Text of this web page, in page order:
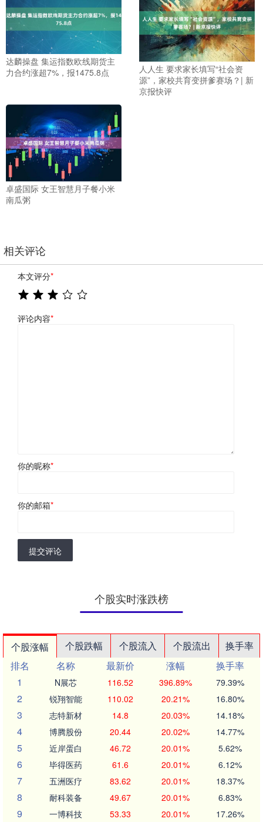
达麟操盘 集运指数欧线期货主
力合约涨超7%，报1475.8点
人人生 要求家长填写“社会资
源”，家校共育变拼爹赛场？| 新
京报快评
卓盛国际 女王智慧月子餐小米
南瓜粥
相关评论
本文评分*
评论内容*
你的昵称*
你的邮箱*
提交评论
个股实时涨跌榜
个股涨幅 个股跌幅 个股流入 个股流出
换手率
排名
名称 最新价 涨幅
换手率
1
N展芯 116.52 396.89% 79.39%
2 锐翔智能 110.02 20.21% 16.80%
3 志特新材 14.8 20.03% 14.18%
4 博腾股份 20.44 20.02% 14.77%
5 近岸蛋白 46.72 20.01% 5.62%
6 毕得医药 61.6 20.01% 6.12%
7 五洲医疗 83.62 20.01% 18.37%
8 耐科装备 49.67 20.01% 6.83%
9 一博科技 53.33 20.01% 17.26%